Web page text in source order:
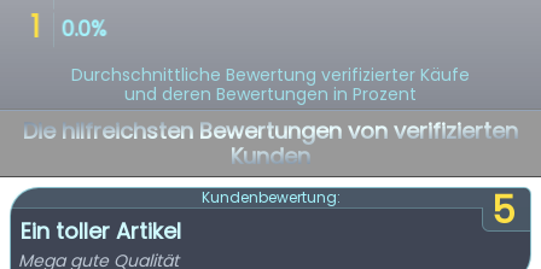
Durchschnittliche Bewertung verifizierter Käufe
und deren Bewertungen in Prozent
Die hilfreichsten Bewertungen von verifizierten
Kunden
5
Kundenbewertung:
Ein toller Artikel
Mega gute Qualität